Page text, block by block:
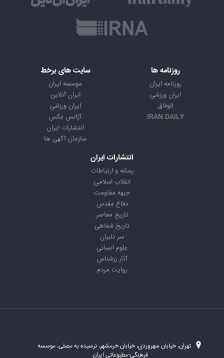
روزنامه ها
روزنامه ایران
ایران ورزشی
الوفاق
IRAN DAILY
سایت های برخط
موسسه ایران
ایران آنلاین
ایران ورزشی
آژانس عکس
انتشارات ایران
سازمان آگهی ها
انتشارات ایران
رسانه و ارتباطات
انقلاب اسلامی
جبهه مقاومت
دفاع مقدس
تاریخ معاصر
تاریخ شفاهی
سر دلبران
علوم انسانی
آثار زرشناس
روایت مردم
تهران، خیابان سهروردی، خیابان خرمشهر، نرسیده به مصلی، موسسه
فرهنگی-مطبوعاتی ایران